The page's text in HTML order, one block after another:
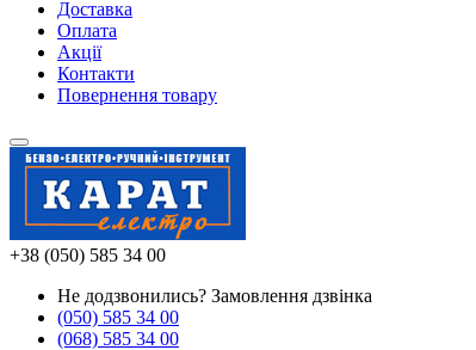
Доставка
Оплата
Акції
Контакти
Повернення товару
+38 (050) 585 34 00
Не додзвонились? Замовлення дзвінка
(050) 585 34 00
(068) 585 34 00